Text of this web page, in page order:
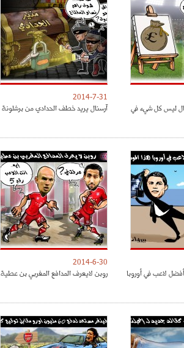
ليس كل شيء في
2014-7-31
آرسنال يريد خطف الحدادي من برشلونة
أفضل لاعب في أوروبا
2014-6-30
روبن لايعرف المدافع المغربي بن عطية